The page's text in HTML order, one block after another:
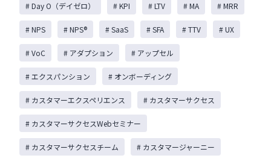
# Day O（デイゼロ） # KPI # LTV # MA # MRR
# NPS # NPS®️ # SaaS # SFA # TTV # UX
# VoC # アダプション # アップセル
# エクスパンション # オンボーディング
# カスタマーエクスペリエンス # カスタマーサクセス
# カスタマーサクセスWebセミナー
# カスタマーサクセスチーム # カスタマージャーニー